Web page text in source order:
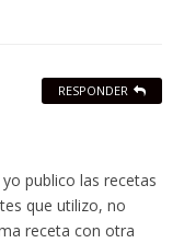
publico las recetas
que utilizo, no
receta con otra
RESPONDER